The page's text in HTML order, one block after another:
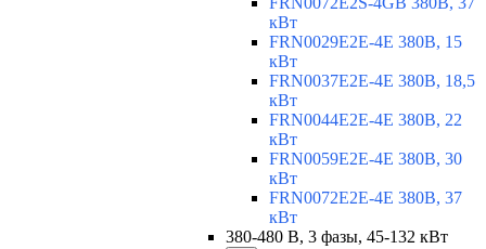
кВт
FRN0029E2E-4E 380В, 15
кВт
FRN0037E2E-4E 380В, 18,5
кВт
FRN0044E2E-4E 380В, 22
кВт
FRN0059E2E-4E 380В, 30
кВт
FRN0072E2E-4E 380В, 37
кВт
380-480 В, 3 фазы, 45-132 кВт